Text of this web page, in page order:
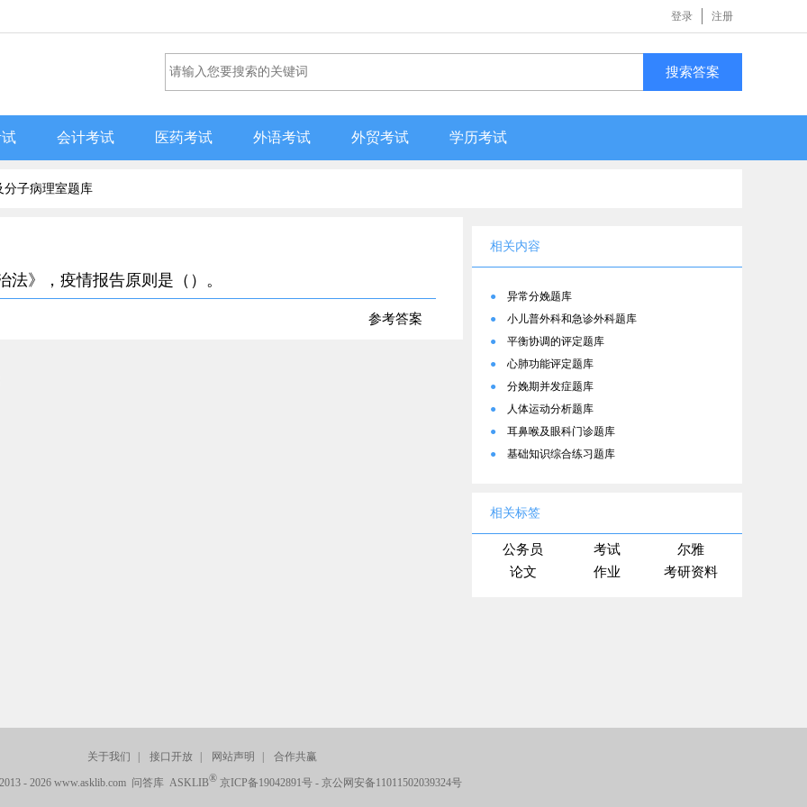
登录 注册
搜索答案
会计考试 医药考试 外语考试 外贸考试 学历考试
分子病理室题库
》，疫情报告原则是（）。
参考答案
相关内容
●
异常分娩题库
●
小儿普外科和急诊外科题库
●
平衡协调的评定题库
●
心肺功能评定题库
●
分娩期并发症题库
●
人体运动分析题库
●
耳鼻喉及眼科门诊题库
●
基础知识综合练习题库
相关标签
公务员 考试
尔雅
论文
作业 考研资料
关于我们 接口开放 网站声明 合作共赢
- 2026 www.asklib.com 问答库 ASKLIB® 京ICP备19042891号- 京公网安备11011502039324号